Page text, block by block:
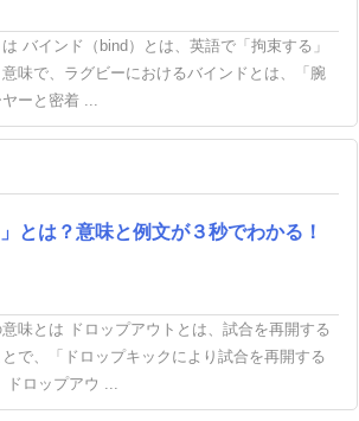
バインド（bind）とは、英語で「拘束する」
意味で、ラグビーにおけるバインドとは、「腕
ーと密着 ...
とは？意味と例文が３秒でわかる！
意味とは ドロップアウトとは、試合を再開する
で、「ドロップキックにより試合を再開する
ドロップアウ ...